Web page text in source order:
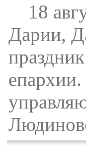
18
Дарии,